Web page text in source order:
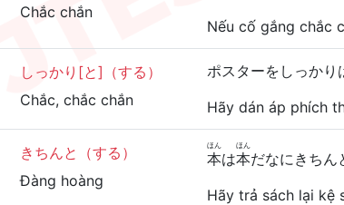
Chắc chắn
Nếu cố gắng chắc
しっかり[と]（する）
Chắc, chắc chắn
ポスターをしっかり
Hãy dán áp phích
きちんと（する）
Đàng hoàng
本
ほん
は本
ほん
だなにきちん
Hãy trả sách lại kệ